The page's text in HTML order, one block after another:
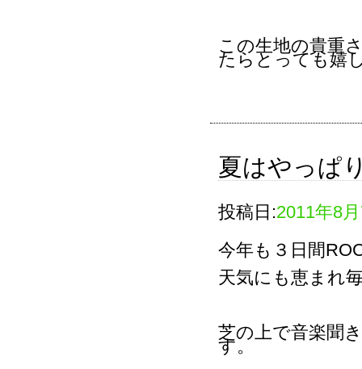
この生地の貴重
たらとっても嬉
夏はやっぱ
投稿日:2011年8
今年も３日間
天気にも恵まれ
芝の上で音楽聞
す。